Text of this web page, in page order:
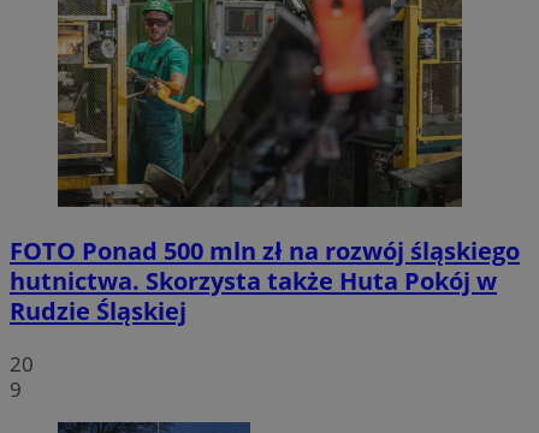
FOTO Ponad 500 mln zł na rozwój śląskiego
hutnictwa. Skorzysta także Huta Pokój w
Rudzie Śląskiej
20
9